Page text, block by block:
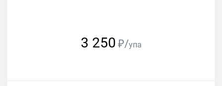
3 250 ₽/упа